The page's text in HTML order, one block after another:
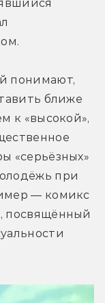
понимают,
ближе
к «высокой»,
«серьёзных»
при
— комикс
посвящённый